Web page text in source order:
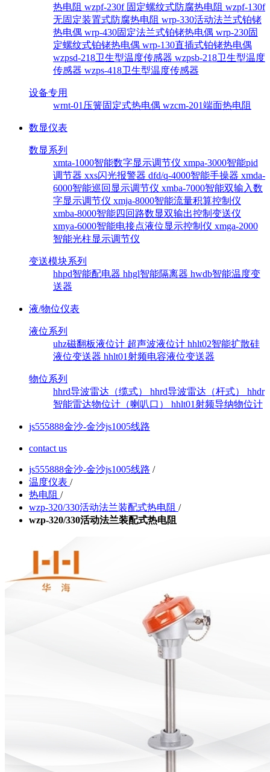
热电阻 wzpf-230f 固定螺纹式防腐热电阻 wzpf-130f
无固定装置式防腐热电阻 wrp-330活动法兰式铂铑
热电偶 wrp-430固定法兰式铂铑热电偶 wrp-230固
定螺纹式铂铑热电偶 wrp-130直插式铂铑热电偶
wzpsd-218卫生型温度传感器 wzpsb-218卫生型温度
传感器 wzps-418卫生型温度传感器
设备专用
wrnt-01压簧固定式热电偶 wzcm-201端面热电阻
数显仪表
数显系列
xmta-1000智能数字显示调节仪 xmpa-3000智能pid
调节器 xxs闪光报警器 dfd/q-4000智能手操器 xmda-
6000智能巡回显示调节仪 xmba-7000智能双输入数
字显示调节仪 xmja-8000智能流量积算控制仪
xmba-8000智能四回路数显双输出控制变送仪
xmya-6000智能电接点液位显示控制仪 xmga-2000
智能光柱显示调节仪
变送模块系列
hhpd智能配电器 hhgl智能隔离器 hwdb智能温度变
送器
液/物位仪表
液位系列
uhz磁翻板液位计 超声波液位计 hhlt02智能扩散硅
液位变送器 hhlt01射频电容液位变送器
物位系列
hhrd导波雷达（缆式） hhrd导波雷达（杆式） hhdr
智能雷达物位计（喇叭口） hhlt01射频导纳物位计
js555888金沙-金沙js1005线路
contact us
js555888金沙-金沙js1005线路 /
温度仪表 /
热电阻 /
wzp-320/330活动法兰装配式热电阻 /
wzp-320/330活动法兰装配式热电阻